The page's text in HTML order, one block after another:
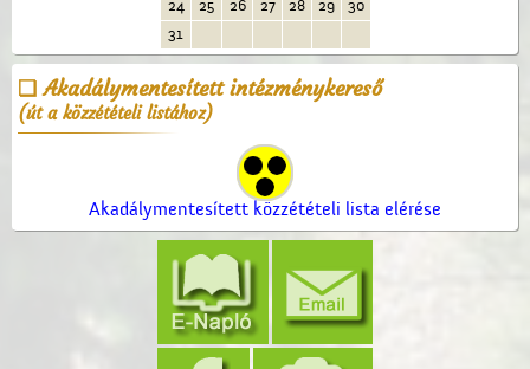
24 25 26 27 28 29
30
31
Akadálymentesített intézménykereső
(út a közzétételi listához)
Akadálymentesített közzétételi lista elérése